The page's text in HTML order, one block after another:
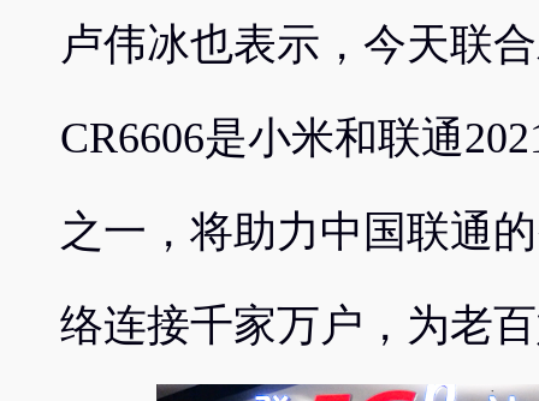
卢伟冰也表示，今天联
CR6606是小米和联通
之一，将助力中国联通
络连接千家万户，为老